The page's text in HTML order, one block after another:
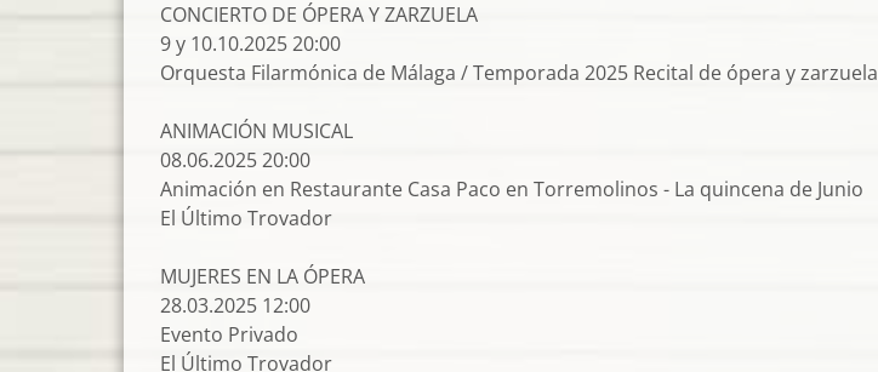
CONCIERTO DE ÓPERA Y ZARZUELA
9 y 10.10.2025 20:00
Orquesta Filarmónica de Málaga / Temporada 2025 Recital de ópera y zarzuela
ANIMACIÓN MUSICAL
08.06.2025 20:00
Animación en Restaurante Casa Paco en Torremolinos - La quincena de Junio
El Último Trovador
MUJERES EN LA ÓPERA
28.03.2025 12:00
Evento Privado
El Último Trovador